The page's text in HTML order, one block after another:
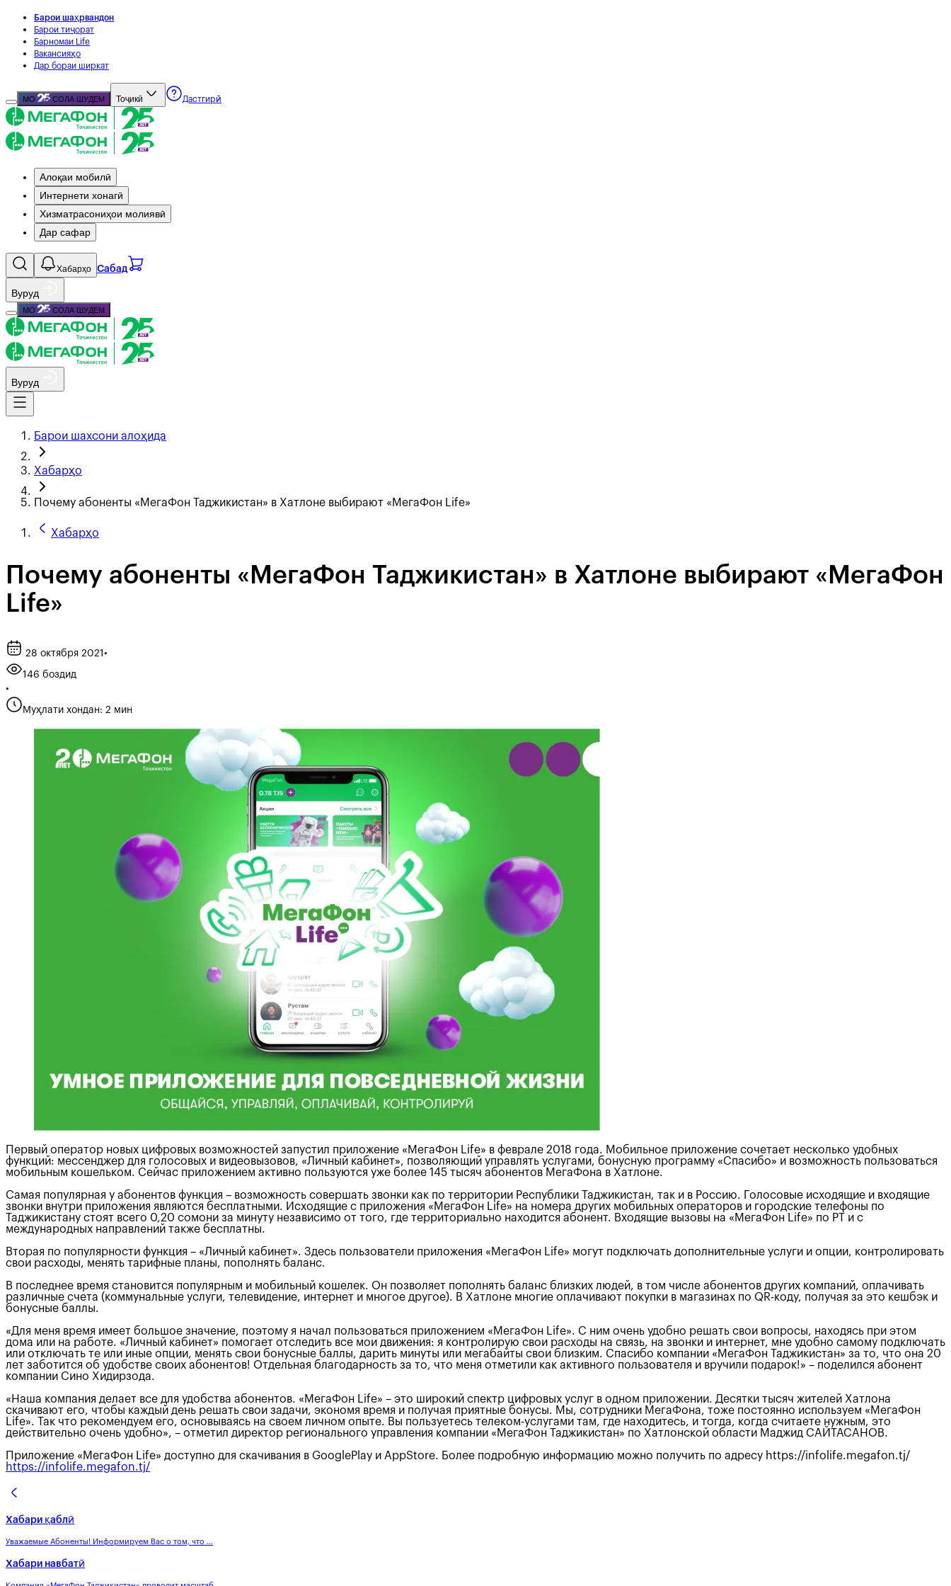
Барои шаҳрвандон
Барои тиҷорат
Барномаи Life
Вакансияҳо
Дар бораи ширкат
МО СОЛА ШУДЕМ Тоҷикӣ Дастгирӣ
Алоқаи мобилӣ
Интернети хонагӣ
Хизматрасониҳои молиявӣ
Дар сафар
Хабарҳо Сабад
Вуруд
МО СОЛА ШУДЕМ
Вуруд
Барои шахсони алоҳида
Хабарҳо
Почему абоненты «МегаФон Таджикистан» в Хатлоне выбирают «МегаФон Life»
Хабарҳо
Почему абоненты «МегаФон Таджикистан» в Хатлоне выбирают «МегаФон
Life»
28 октября 2021 •
146 боздид
•
Муҳлати хондан: 2 мин
Первый оператор новых цифровых возможностей запустил приложение «МегаФон Life» в феврале 2018 года. Мобильное приложение сочетает несколько удобных
функций: мессенджер для голосовых и видеовызовов, «Личный кабинет», позволяющий управлять услугами, бонусную программу «Спасибо» и возможность пользоваться
мобильным кошельком. Сейчас приложением активно пользуются уже более 145 тысяч абонентов МегаФона в Хатлоне.
Самая популярная у абонентов функция – возможность совершать звонки как по территории Республики Таджикистан, так и в Россию. Голосовые исходящие и входящие
звонки внутри приложения являются бесплатными. Исходящие с приложения «МегаФон Life» на номера других мобильных операторов и городские телефоны по
Таджикистану стоят всего 0,20 сомони за минуту независимо от того, где территориально находится абонент. Входящие вызовы на «МегаФон Life» по РТ и с
международных направлений также бесплатны.
Вторая по популярности функция – «Личный кабинет». Здесь пользователи приложения «МегаФон Life» могут подключать дополнительные услуги и опции, контролировать
свои расходы, менять тарифные планы, пополнять баланс.
В последнее время становится популярным и мобильный кошелек. Он позволяет пополнять баланс близких людей, в том числе абонентов других компаний, оплачивать
различные счета (коммунальные услуги, телевидение, интернет и многое другое). В Хатлоне многие оплачивают покупки в магазинах по QR-коду, получая за это кешбэк и
бонусные баллы.
«Для меня время имеет большое значение, поэтому я начал пользоваться приложением «МегаФон Life». С ним очень удобно решать свои вопросы, находясь при этом
дома или на работе. «Личный кабинет» помогает отследить все мои движения: я контролирую свои расходы на связь, на звонки и интернет, мне удобно самому подключать
или отключать те или иные опции, менять свои бонусные баллы, дарить минуты или мегабайты свои близким. Спасибо компании «МегаФон Таджикистан» за то, что она 20
лет заботится об удобстве своих абонентов! Отдельная благодарность за то, что меня отметили как активного пользователя и вручили подарок!» – поделился абонент
компании Сино Хидирзода.
«Наша компания делает все для удобства абонентов. «МегаФон Life» – это широкий спектр цифровых услуг в одном приложении. Десятки тысяч жителей Хатлона
скачивают его, чтобы каждый день решать свои задачи, экономя время и получая приятные бонусы. Мы, сотрудники МегаФона, тоже постоянно используем «МегаФон
Life». Так что рекомендуем его, основываясь на своем личном опыте. Вы пользуетесь телеком-услугами там, где находитесь, и тогда, когда считаете нужным, это
действительно очень удобно», – отметил директор регионального управления компании «МегаФон Таджикистан» по Хатлонской области Маджид САЙТАСАНОВ.
Приложение «МегаФон Life» доступно для скачивания в GooglePlay и AppStore. Более подробную информацию можно получить по адресу https://infolife.megafon.tj/
https://infolife.megafon.tj/
Хабари қаблӣ
Уважаемые Абоненты! Информируем Вас о том, что ...
Хабари навбатӣ